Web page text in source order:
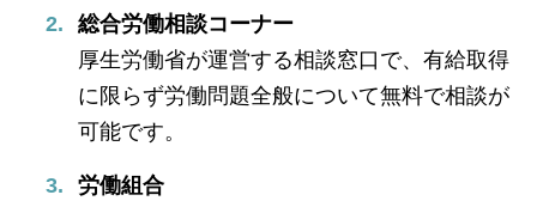
総合労働相談コーナー
厚生労働省が運営する相談窓口で、有給取得
に限らず労働問題全般について無料で相談が
可能です。
労働組合